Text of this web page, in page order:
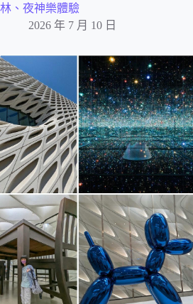
林、夜神樂體驗
2026 年 7 月 10 日